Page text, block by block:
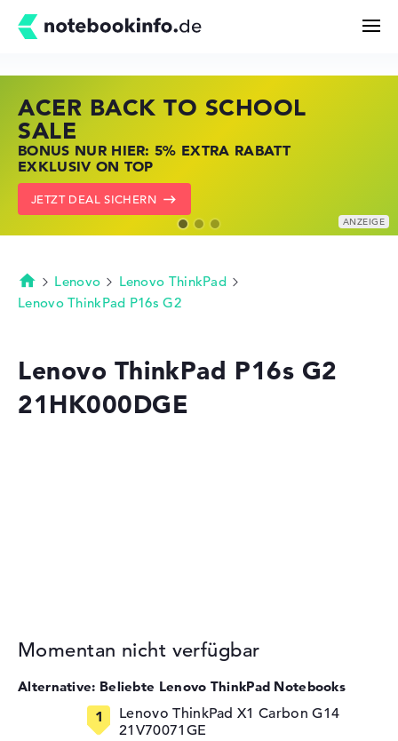
Kaufberatung
Technik & Wissen
Merkzettel
ACER BACK TO SCHOOL
SALE
BONUS NUR HIER: 5% EXTRA RABATT
EXKLUSIV ON TOP
JETZT DEAL SICHERN
HP STORE SSV DEALS
JETZT ZUGREIFEN: NOTEBOOKS BEI HP
KRÄFTIG REDUZIERT
ZU DEN HP ANGEBOTEN
LENOVO LAPTOP DEALS
NOTEBOOKS BEI LENOVO JETZT
KRÄFTIG REDUZIERT
LENOVO DEALS ZEIGEN
Startseite
Lenovo
Lenovo ThinkPad
Lenovo ThinkPad P16s G2
Lenovo ThinkPad P16s G2
21HK000DGE
Momentan nicht verfügbar
Alternative: Beliebte Lenovo ThinkPad Notebooks
Lenovo ThinkPad X1 Carbon G14
21V70071GE